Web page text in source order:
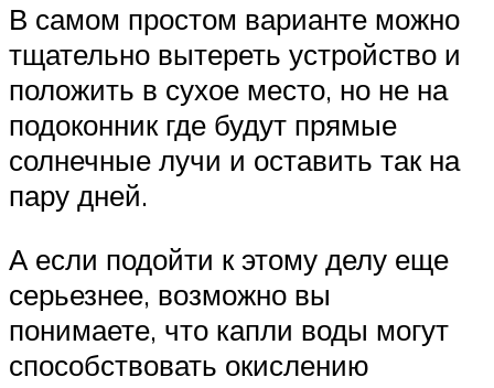
В самом простом варианте можно
тщательно вытереть устройство и
положить в сухое место, но не на
подоконник где будут прямые
солнечные лучи и оставить так на
пару дней.
А если подойти к этому делу еще
серьезнее, возможно вы
понимаете, что капли воды могут
способствовать окислению